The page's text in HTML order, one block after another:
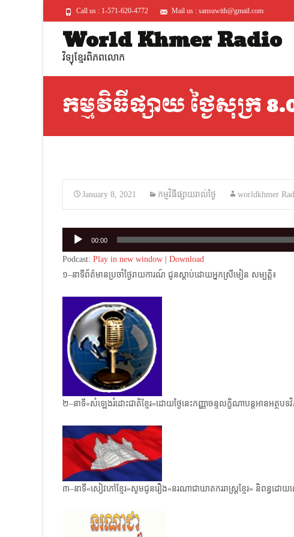
Call us : 1-571-620-4772 Mail us : sansuwith@gmail.com
World Khmer Radio
វិទ្យុខ្មែរពិភពលោក
កម្មវិធីផ្សាយ ថ្ងៃសុក្រ
January 8, 2021 កម្មវិធីផ្សាយរាល់ថ្ងៃ worldkhmer
Audio
Player
00:00
Podcast: Play in new window
Download
១–នាទីព័ត៌មានប្រចាំថ្ងៃរាយការណ៍ ជូនស្តាប់ដោយអ្នកស្រីមៀន សម្បត្តិ៖
២–នាទី«សំឡេងរំដោះជាតិខ្មែរ»ដោយថ្ងៃនេះកញ្ញាចន្ទលក្ខិណាបន្តអាន
៣–នាទី«សៀវភៅខ្មែរ»សូមជូនរឿង​«នរណាជាឃាតកររាស្ត្រខ្មែរ» និព